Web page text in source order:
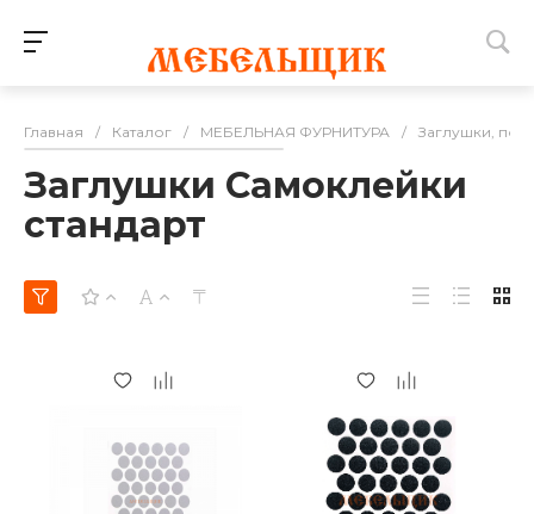
Главная / Каталог / МЕБЕЛЬНАЯ ФУРНИТУРА / Заглушки,
Заглушки Самоклейки
стандарт